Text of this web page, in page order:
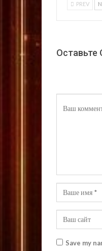
PREV
Оставьте
Save my